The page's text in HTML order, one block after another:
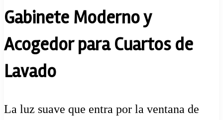
Gabinete Moderno y
Acogedor para Cuartos de
Lavado
La luz suave que entra por la ventana de